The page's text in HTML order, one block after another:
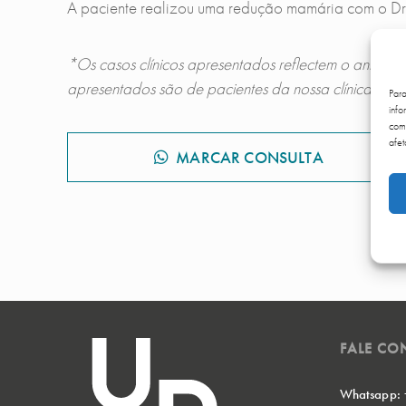
A paciente realizou uma redução mamária com o
*Os casos clínicos apresentados reflectem o antes
apresentados são de pacientes da nossa clínica
MARCAR CONSULTA
FALE